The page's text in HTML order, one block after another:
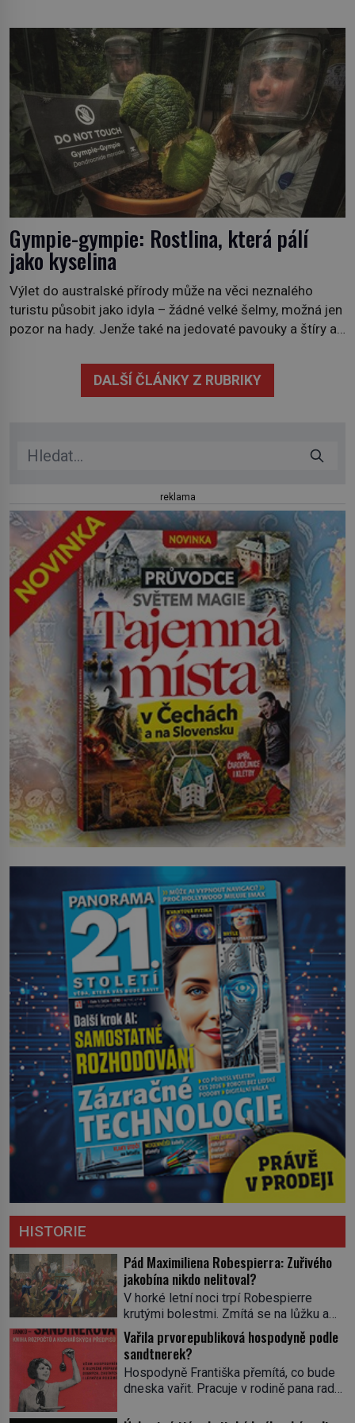
požáry už nejsou problémem pouze vzdáleného
Středomoří. S oteplujícím se klimatem, vysušenou
krajinou a desetiletími lidských zásahů se z nich stává
nový evropský normál […]
Gympie-gympie: Rostlina, která pálí
jako kyselina
Výlet do australské přírody může na věci neznalého
turistu působit jako idyla – žádné velké šelmy, možná jen
pozor na hady. Jenže také na jedovaté pavouky a štíry a
Stačí letmý dotyk a ozve se pronikavá bolest, která
přetrvává i týdny. Nenápadný tento […]
DALŠÍ ČLÁNKY Z RUBRIKY
reklama
HISTORIE
Pád Maximiliena Robespierra: Zuřivého
jakobína nikdo nelitoval?
V horké letní noci trpí Robespierre
krutými bolestmi. Zmítá se na lůžku a
hlavou mu víří kolotoč myšlenek. Když
se probere z mdlob, vzpomene si na
jednu z pařížských jasnovidek, kterou
před lety navštívil. Prorokovala mu
tragický osud. Tehdy se jí vysmál.
Vařila prvorepubliková hospodyně podle
sandtnerek?
Hospodyně Františka přemítá, co bude
dneska vařit. Pracuje v rodině pana rady
rychle v jedné ze „sandtnerek“.